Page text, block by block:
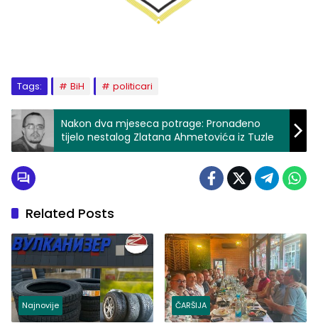
Tags: BiH politicari
Nakon dva mjeseca potrage: Pronađeno
tijelo nestalog Zlatana Ahmetovića iz Tuzle
Related Posts
Najnovije ČARŠIJA